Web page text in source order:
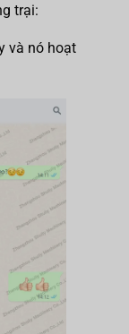
trại:
và nó hoạt